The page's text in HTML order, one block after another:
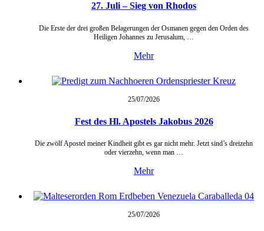
27. Juli – Sieg von Rhodos
Die Erste der drei großen Belagerungen der Osmanen gegen den Orden des
Heiligen Johannes zu Jerusalum, …
Mehr
25/07/2026
Fest des Hl. Apostels Jakobus 2026
Die zwölf Apostel meiner Kindheit gibt es gar nicht mehr. Jetzt sind’s dreizehn
oder vierzehn, wenn man …
Mehr
25/07/2026